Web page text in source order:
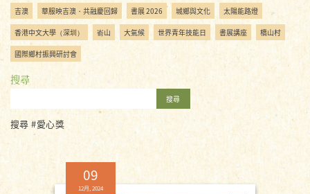
吉澳 華服映吉澳・共融慶回歸 書展 2026 城鄉與文化 太陽能路燈
香港中文大學（深圳） 嵛山 大氣候 世界青年技能日 書展講座 橋山村
國際鄉村振興研討會
搜尋
搜尋
搜尋 #愛心獎
09
12月, 2024